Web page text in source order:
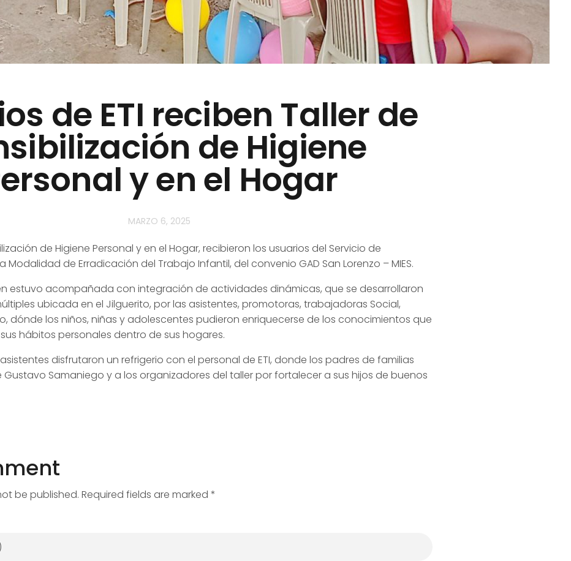
de ETI reciben Taller de
de Higiene
y en el Hogar
MARZO 6, 2025
de Higiene Personal y en el Hogar, recibieron los usuarios del Servicio de
Modalidad de Erradicación del Trabajo Infantil, del convenio GAD San Lorenzo – MIES.
estuvo acompañada con integración de actividades dinámicas, que se desarrollaron
ubicada en el Jilguerito, por las asistentes, promotoras, trabajadoras Social,
dónde losniños, niñas y adolescentes pudieron enriquecerse de los conocimientos que
hábitos personales dentro de sus hogares.
disfrutaron un refrigerio con el personal de ETI, donde los padres de familias
Samaniego y a los organizadores del taller por fortalecer a sus hijos de buenos
be published. Required fields are marked *